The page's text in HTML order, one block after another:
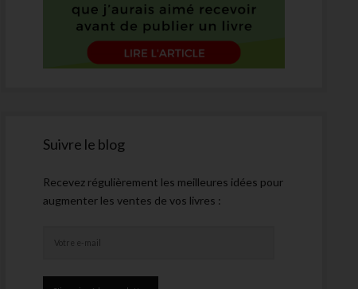
Suivre le blog
Recevez régulièrement les meilleures idées pour
augmenter les ventes de vos livres :